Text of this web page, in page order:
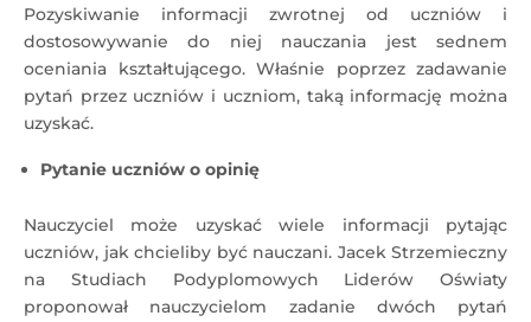
Pozyskiwanie informacji zwrotnej od uczniów i
dostosowywanie do niej nauczania jest sednem
oceniania kształtującego. Właśnie poprzez zadawanie
pytań przez uczniów i uczniom, taką informację można
uzyskać.
Pytanie uczniów o opinię
Nauczyciel może uzyskać wiele informacji pytając
uczniów, jak chcieliby być nauczani. Jacek Strzemieczny
na Studiach Podyplomowych Liderów Oświaty
proponował nauczycielom zadanie dwóch pytań